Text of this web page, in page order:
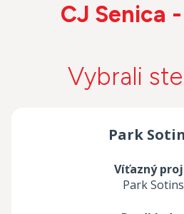
CJ Senica
Vybrali
Park
Víťazný
Park